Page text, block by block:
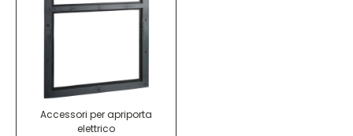
Accessori per apriporta
elettrico